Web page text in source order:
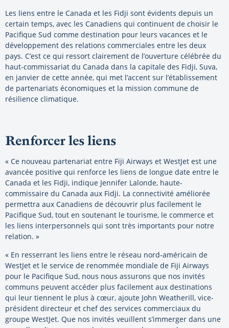
Les liens entre le Canada et les Fidji sont évidents depuis un
certain temps, avec les Canadiens qui continuent de choisir le
Pacifique Sud comme destination pour leurs vacances et le
développement des relations commerciales entre les deux
pays. C’est ce qui ressort clairement de l’ouverture célébrée du
haut-commissariat du Canada dans la capitale des Fidji, Suva,
en janvier de cette année, qui met l’accent sur l’établissement
de partenariats économiques et la mission commune de
résilience climatique.
Renforcer les liens
« Ce nouveau partenariat entre Fiji Airways et WestJet est une
avancée positive qui renforce les liens de longue date entre le
Canada et les Fidji, indique Jennifer Lalonde, haute-
commissaire du Canada aux Fidji. La connectivité améliorée
permettra aux Canadiens de découvrir plus facilement le
Pacifique Sud, tout en soutenant le tourisme, le commerce et
les liens interpersonnels qui sont très importants pour notre
relation. »
« En resserrant les liens entre le réseau nord-américain de
WestJet et le service de renommée mondiale de Fiji Airways
pour le Pacifique Sud, nous nous assurons que nos invités
communs peuvent accéder plus facilement aux destinations
qui leur tiennent le plus à cœur, ajoute John Weatherill, vice-
président directeur et chef des services commerciaux du
groupe WestJet. Que nos invités veuillent s’immerger dans une